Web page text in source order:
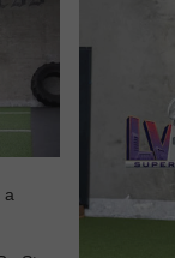
a